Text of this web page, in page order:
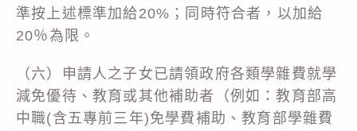
準按上述標準加給20%；同時符合者，以加給
20％為限。
（六）申請人之子女已請領政府各類學雜費就學
減免優待、教育或其他補助者（例如：教育部高
中職(含五專前三年)免學費補助、教育部學雜費